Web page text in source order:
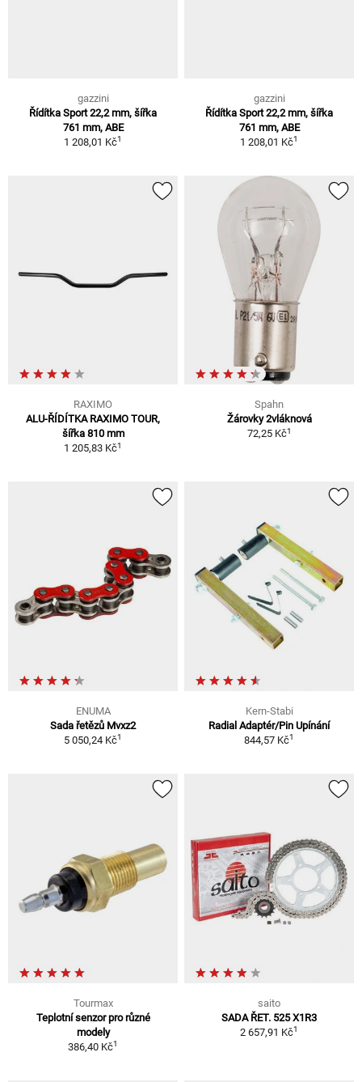
gazzini
Řídítka Sport 22,2 mm, šířka
761 mm, ABE
1 208,01 Kč1
gazzini
Řídítka Sport 22,2 mm, šířka
761 mm, ABE
1 208,01 Kč1
RAXIMO
ALU-ŘÍDÍTKA RAXIMO TOUR,
šířka 810 mm
1 205,83 Kč1
Spahn
Žárovky 2vláknová
72,25 Kč1
ENUMA
Sada řetězů Mvxz2
5 050,24 Kč1
Kern-Stabi
Radial Adaptér/Pin Upínání
844,57 Kč1
Tourmax
Teplotní senzor pro různé
modely
386,40 Kč1
saito
SADA ŘET. 525 X1R3
2 657,91 Kč1